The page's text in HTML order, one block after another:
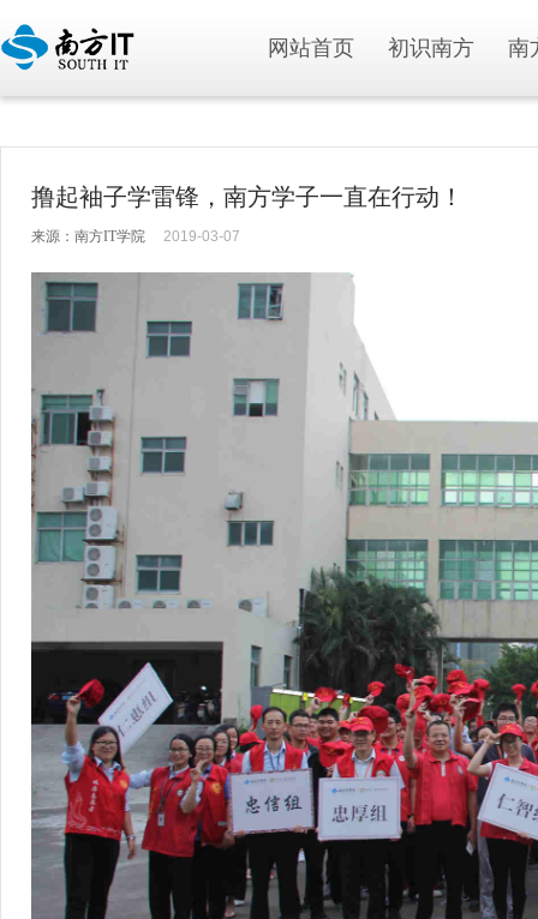
网站首页 初识南方 南
撸起袖子学雷锋，南方学子一直在行动！
来源：南方IT学院 2019-03-07